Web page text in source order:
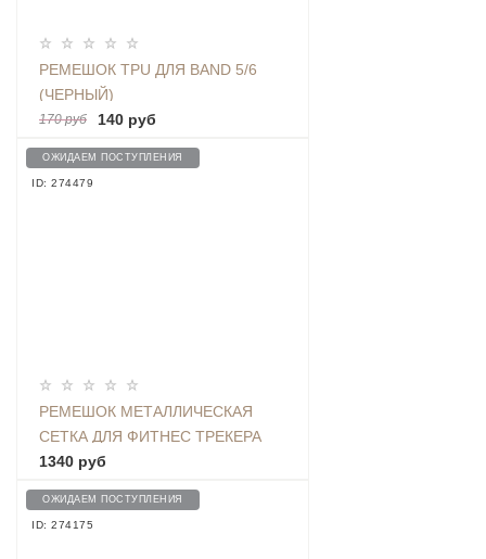
РЕМЕШОК TPU ДЛЯ BAND 5/6
(ЧЕРНЫЙ)
170 руб 140 руб
ОЖИДАЕМ ПОСТУПЛЕНИЯ
ID: 274479
РЕМЕШОК МЕТАЛЛИЧЕСКАЯ
СЕТКА ДЛЯ ФИТНЕС ТРЕКЕРА
BAND 5 / BAND 6, СЕРЕБРО -
BMIB5 MILAN SILVER
1340 руб
ОЖИДАЕМ ПОСТУПЛЕНИЯ
ID: 274175